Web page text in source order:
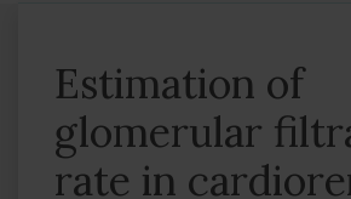
Estimation of
glomerular
rate in